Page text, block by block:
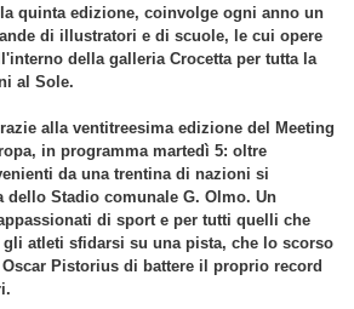
quinta edizione, coinvolge ogni anno un
di illustratori e di scuole, le cui opere
della galleria Crocetta per tutta la
al Sole.
alla ventitreesima edizione del Meeting
in programma martedì 5: oltre
da una trentina di nazioni si
dello Stadio comunale G. Olmo. Un
di sport e per tutti quelli che
atleti sfidarsi su una pista, che lo scorso
Pistorius di battere il proprio record